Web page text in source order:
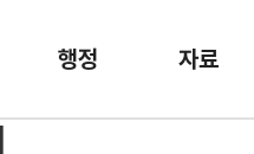
행정 자료